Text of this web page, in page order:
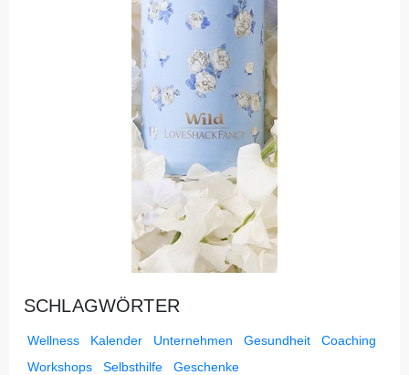
SCHLAGWÖRTER
Wellness Kalender Unternehmen Gesundheit
Coaching
Workshops
Selbsthilfe Geschenke